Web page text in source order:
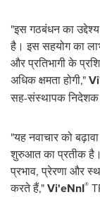
"इस गठबंधन का
है। इस सहयोग का लाभ
और प्रतिभागी के
अधिक क्षमता होगी,"
सह-संस्थापक निदेशक
"यह नवाचार को
शुरुआत का प्रतीक है।
प्रभाव, प्रेरणा और
करते हैं,"Vi'eNnI®